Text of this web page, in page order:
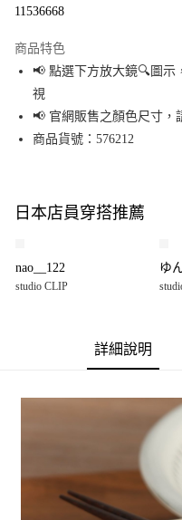
Apple Pay
街口支付
悠遊付
全盈+PAY
【大哥付你分期使用說明】
1.本服務由台灣大哥大提供，台
3.實際核准額度、可分期數及費
1.分期款項不併入電信帳單，「
2.透過簡訊連結打開帳單後，可
帳／街口支付／iPASS MONEY
AFTEE先享後付
AFTEE先享後付是「在收到商品
２．便利：只要手機號碼，簡訊
３．安心：先確認商品／服務後
【「AFTEE先享後付」結帳流程】
１．於結帳方式選擇「AFTEE先
結帳頁面，進行簡訊認證並確認
２．訂單成立數日內，您將收到
３．收到繳費通知簡訊後14天內
每筆NT$80，滿NT$888(含以
每筆NT$80，滿NT$888(含以
7-11 取貨付款
11536668
商品特色
📢 點選下方放大鏡🔍圖示
視
📢 官網販售之顏色尺寸，
商品貨號：576212
日本店員穿搭推薦
nao__122
studio CLIP
ゆ
詳細說明